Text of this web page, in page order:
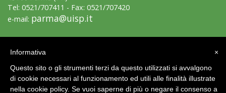
Tel: 0521/707411 - Fax: 0521/707420
e-mail: parma@uisp.it
×
Informativa
Questo sito o gli strumenti terzi da questo utilizzati si avvalgono
di cookie necessari al funzionamento ed utili alle finalità illustrate
nella cookie policy. Se vuoi saperne di più o negare il consenso a